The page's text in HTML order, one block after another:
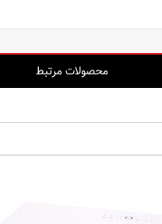
محصولات مرتبط